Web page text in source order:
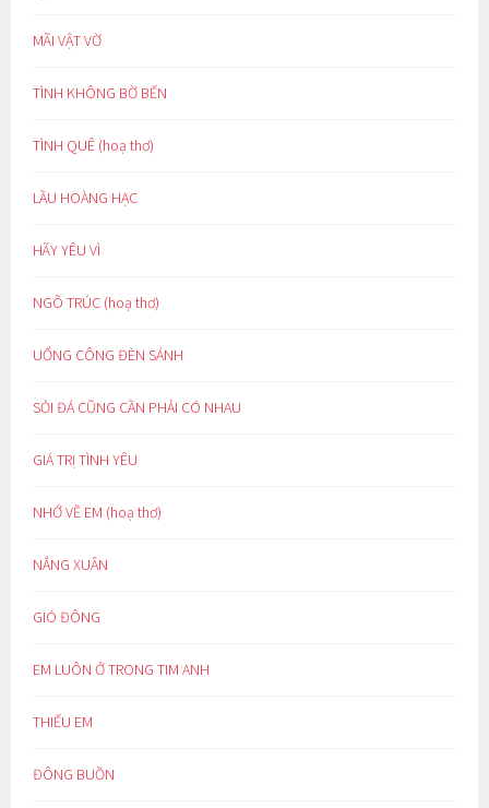
MÃI VẬT VỜ
TÌNH KHÔNG BỜ BẾN
TÌNH QUÊ (hoạ thơ)
LẦU HOÀNG HẠC
HÃY YÊU VÌ
NGÕ TRÚC (hoạ thơ)
UỔNG CÔNG ĐÈN SÁNH
SỎI ĐÁ CŨNG CẦN PHẢI CÓ NHAU
GIÁ TRỊ TÌNH YÊU
NHỚ VỀ EM (hoạ thơ)
NẮNG XUÂN
GIÓ ĐÔNG
EM LUÔN Ở TRONG TIM ANH
THIẾU EM
ĐÔNG BUỒN